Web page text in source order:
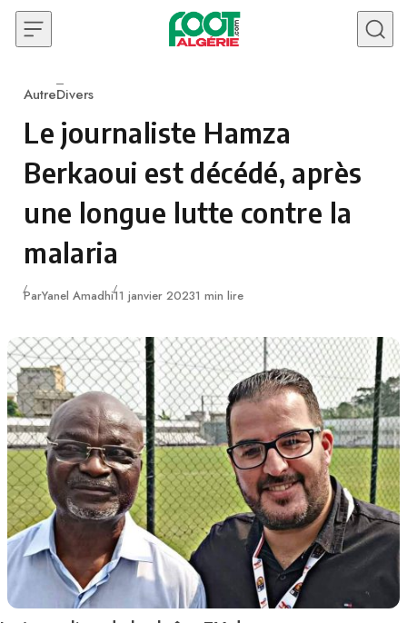
Skip to content
Category
AutreDivers
Le journaliste Hamza
Berkaoui est décédé, après
une longue lutte contre la
malaria
ParYanel AmadhiPublié
11 janvier 20231 min lire